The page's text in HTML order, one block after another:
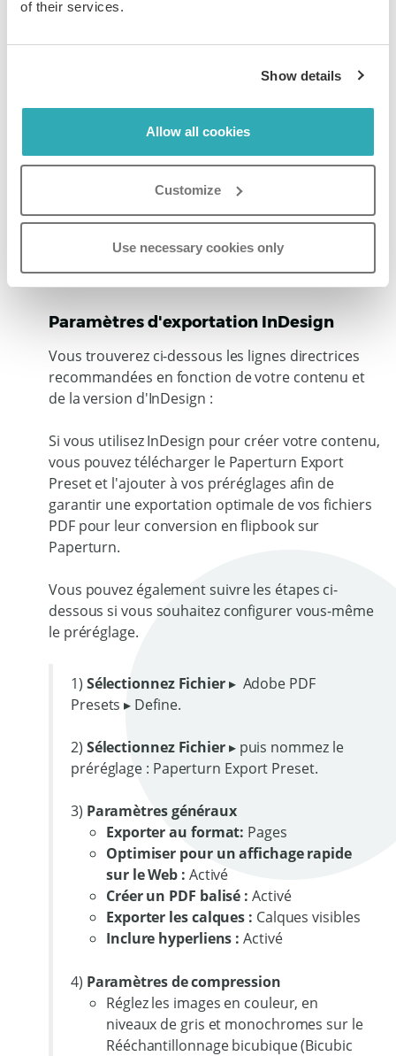
of their services.
Show details
Allow all cookies
Customize
Use necessary cookies only
Exportez votre document au format PDF avec des
hyperliens activés.
Une fois cette démarche effectuée, rechargez
votre nouveau PDF sur Paperturn pour garantir
l’importation correcte des liens. Utilisez la
vous souhaitez conserver la même URL que celle
votre précédent flipbook.
Paramètres d'exportation InDesign
Vous trouverez ci-dessous les lignes directrices
recommandées en fonction de votre contenu et
de la version d'InDesign :
Si vous utilisez InDesign pour créer votre contenu,
vous pouvez télécharger le Paperturn Export
Preset et l'ajouter à vos préréglages afin de
garantir une exportation optimale de vos fichiers
PDF pour leur conversion en flipbook sur
Paperturn.
Vous pouvez également suivre les étapes ci-
dessous si vous souhaitez configurer vous-même
le préréglage.
1) Sélectionnez Fichier▸ Adobe PDF
Presets ▸ Define.
2) Sélectionnez Fichier▸ puis nommez le
préréglage : Paperturn Export Preset.
3) Paramètres généraux
Exporter au format: Pages
Optimiser pour un affichage rapide
sur le Web : Activé
Créer un PDF balisé :Activé
Exporter les calques : Calques visibles
Inclure hyperliens :Activé
4) Paramètres de compression
Réglez les images en couleur, en
niveaux de gris et monochromes sur le
Rééchantillonnage bicubique (Bicubic